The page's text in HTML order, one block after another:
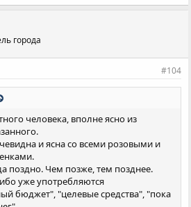
города
#104
человека, вполне ясно из
и ясна со всеми розовыми и
поздно. Чем позже, тем позднее.
уже употребляются
бюджет", "целевые средства", "пока